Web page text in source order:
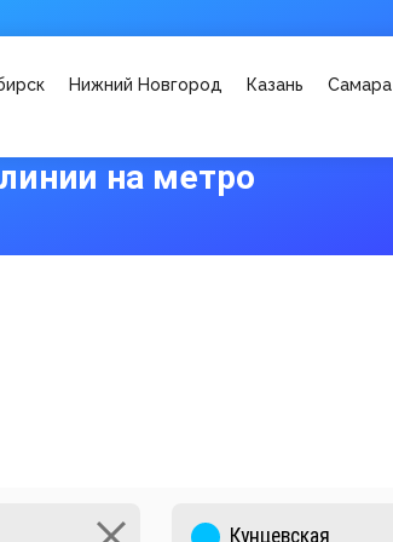
Нижний Новгород Казань Самара
на метро